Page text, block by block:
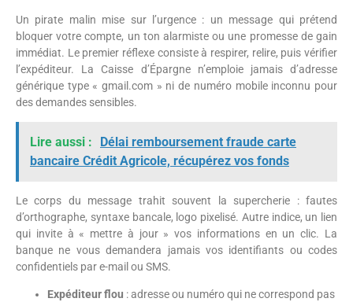
Un pirate malin mise sur l’urgence : un message qui prétend
bloquer votre compte, un ton alarmiste ou une promesse de gain
immédiat. Le premier réflexe consiste à respirer, relire, puis vérifier
l’expéditeur. La Caisse d’Épargne n’emploie jamais d’adresse
générique type « gmail.com » ni de numéro mobile inconnu pour
des demandes sensibles.
Lire aussi :
Délai remboursement fraude carte
bancaire Crédit Agricole, récupérez vos fonds
Le corps du message trahit souvent la supercherie : fautes
d’orthographe, syntaxe bancale, logo pixelisé. Autre indice, un lien
qui invite à « mettre à jour » vos informations en un clic. La
banque ne vous demandera jamais vos identifiants ou codes
confidentiels par e-mail ou SMS.
Expéditeur flou : adresse ou numéro qui ne correspond pas